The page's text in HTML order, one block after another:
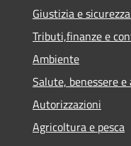
Giustizia e
Tributi,finanze e
Ambiente
Salute, benessere e
Autorizzazioni
Agricoltura e pesca